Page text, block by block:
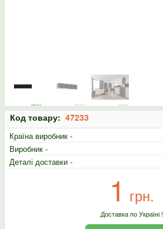
Код товару: 47233
Країна виробник -
Виробник -
Деталі доставки -
1 грн.
Доставка по Україні !